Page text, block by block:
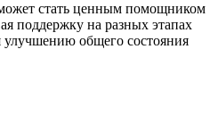
стать ценным помощником
поддержку на разных этапах
улучшению общего состояния